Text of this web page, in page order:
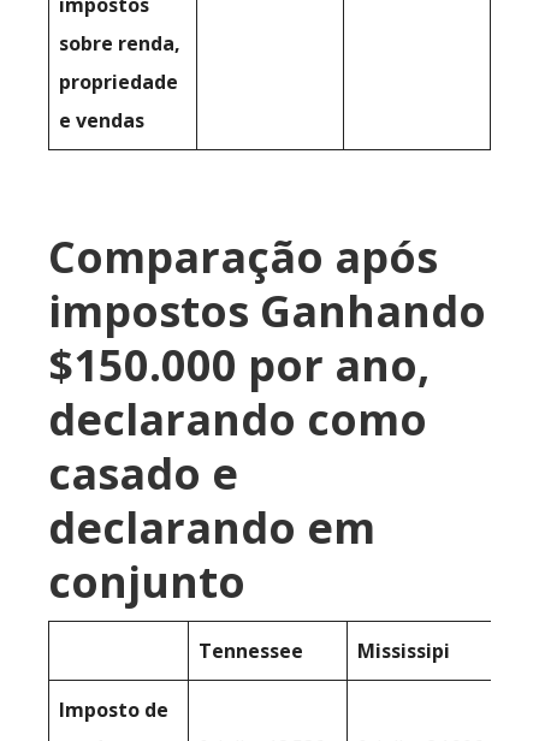
sobre renda,
propriedade
e vendas
Comparação após
impostos Ganhando
$150.000 por ano,
declarando como
casado e
declarando em
conjunto
Tennessee Mississipi
Imposto de